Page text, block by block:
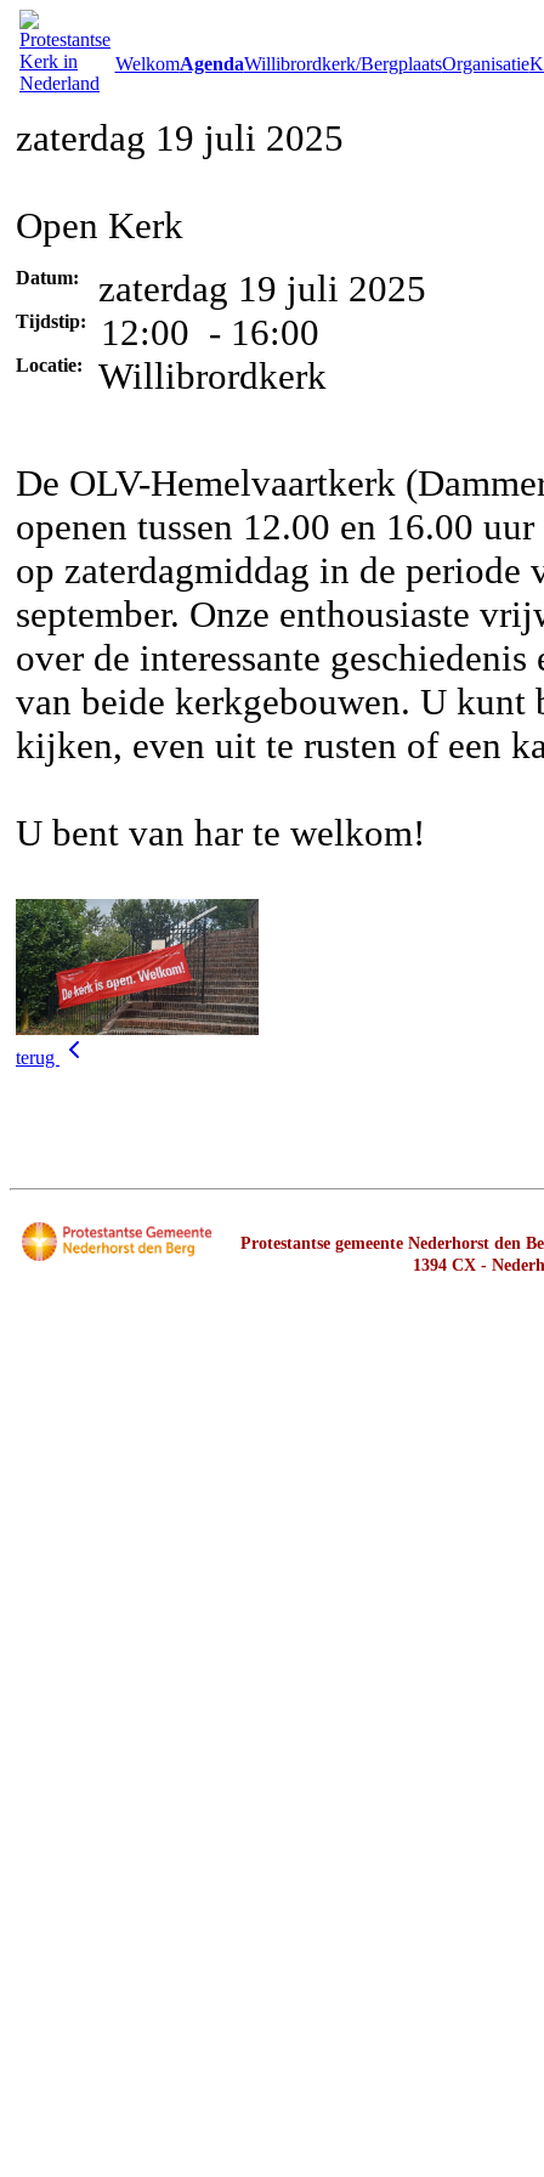
WelkomAgendaWillibrordkerk/BergplaatsOrganisatie
zaterdag 19 juli 2025
Open Kerk
Datum: zaterdag 19 juli 2025
Tijdstip: 12:00 - 16:00
Locatie: Willibrordkerk
De OLV-Hemelvaartkerk
openen tussen 12.00 en 16.00
op zaterdagmiddag in de periode
september. Onze enthousiaste
over de interessante
van beide kerkgebouwen. U kunt
kijken, even uit te rusten of een
U bent van har te welkom!
terug
Protestantse gemeente Nederhorst
1394 CX -